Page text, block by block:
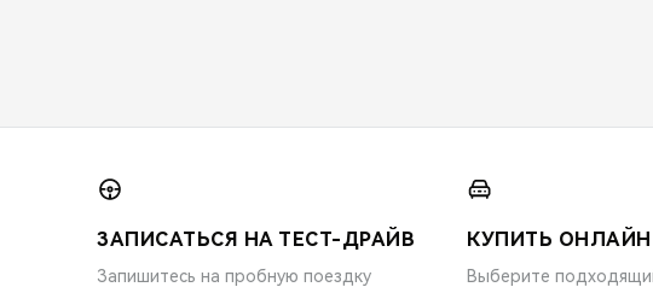
ЗАПИСАТЬСЯ НА ТЕСТ-ДРАЙВ
Запишитесь на пробную поездку
КУПИТЬ ОНЛАЙН
Выберите